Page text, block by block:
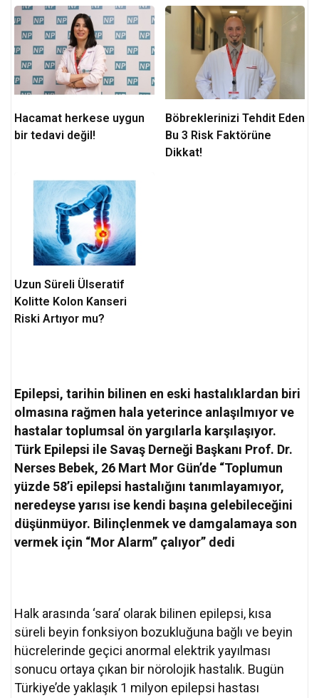
Hacamat herkese uygun
bir tedavi değil!
Böbreklerinizi Tehdit Eden
Bu 3 Risk Faktörüne
Dikkat!
Uzun Süreli Ülseratif
Kolitte Kolon Kanseri
Riski Artıyor mu?
Epilepsi, tarihin bilinen en eski hastalıklardan biri
olmasına rağmen hala yeterince anlaşılmıyor ve
hastalar toplumsal ön yargılarla karşılaşıyor.
Türk Epilepsi ile Savaş Derneği Başkanı Prof. Dr.
Nerses Bebek, 26 Mart Mor Gün’de “Toplumun
yüzde 58’i epilepsi hastalığını tanımlayamıyor,
neredeyse yarısı ise kendi başına gelebileceğini
düşünmüyor. Bilinçlenmek ve damgalamaya son
vermek için “Mor Alarm” çalıyor” dedi
Halk arasında ‘sara’ olarak bilinen epilepsi, kısa
süreli beyin fonksiyon bozukluğuna bağlı ve beyin
hücrelerinde geçici anormal elektrik yayılması
sonucu ortaya çıkan bir nörolojik hastalık. Bugün
Türkiye’de yaklaşık 1 milyon epilepsi hastası